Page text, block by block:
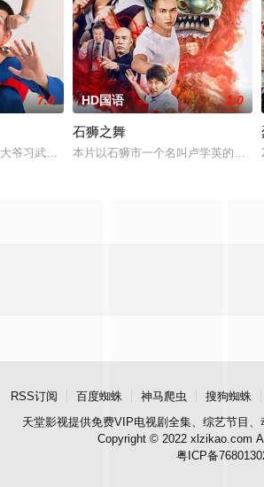
鲨鱼笼潜水，同时享受奢靡的派对狂欢。然而他
7.0
爷习武收废品，做事一根筋的他总被误解。在经
HD国语 1.0
石狮之舞
本片以石狮市一个名叫卢学英的年
RSS订阅 百度蜘蛛 神马爬虫 搜狗蜘蛛
天堂影视提供免费VIP电视剧全集、综艺节目
Copyright © 2022 xlzikao.com
粤ICP备